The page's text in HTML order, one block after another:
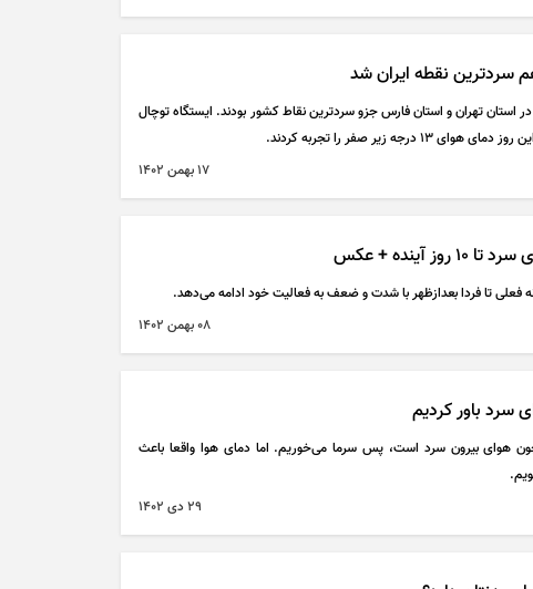
سردترین نقطه ایران شد
دو نقطه در استان تهران و استان فارس جزو سردترین نقاط کشور بودند. ایستگاه توچال
زیر صفر را تجربه کردند.
۱۷ بهمن ۱۴۰۲
آینده + عکس
فعلی تا فردا بعدازظهر با شدت و ضعف به فعالیت خود ادامه می‌دهد.
۰۸ بهمن ۱۴۰۲
سرد باور کردیم
هوای بیرون سرد است، پس سرما می‌خوریم. اما دمای هوا واقعا باعث
۲۹ دی ۱۴۰۲